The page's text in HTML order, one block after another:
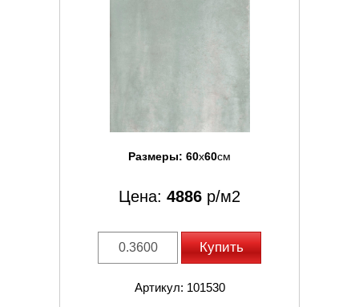
Размеры: 60x60см
Цена: 4886 р/м2
Купить
Артикул: 101530